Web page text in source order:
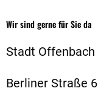
Wir sind gerne für Sie da
Stadt Offenbach
Berliner Straße